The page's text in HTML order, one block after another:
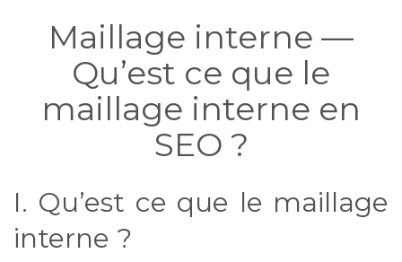
Maillage interne —
Qu’est ce que le
maillage interne en
SEO ?
I. Qu’est ce que le maillage
interne ?